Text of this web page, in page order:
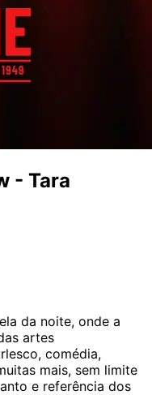
- Tara
da noite, onde a
artes
comédia,
mais, sem limite
e referência dos